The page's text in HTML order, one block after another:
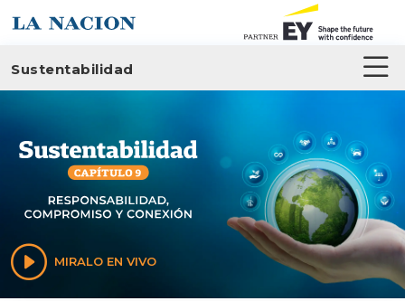
Sustentabilidad
MIRALO EN VIVO